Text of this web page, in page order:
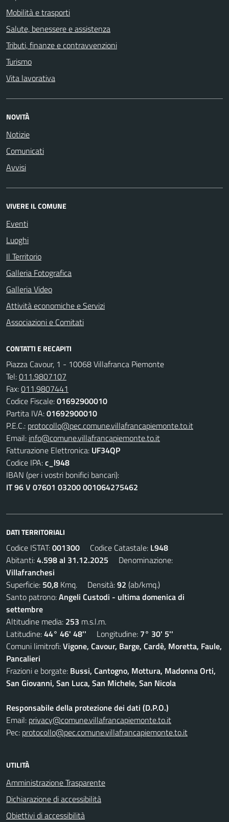
Mobilità e trasporti
Salute, benessere e assistenza
Tributi, finanze e contravvenzioni
Turismo
Vita lavorativa
NOVITÀ
Notizie
Comunicati
Avvisi
VIVERE IL COMUNE
Eventi
Luoghi
Il Territorio
Galleria Fotografica
Galleria Video
Attività economiche e Servizi
Associazioni e Comitati
CONTATTI E RECAPITI
Piazza Cavour, 1 - 10068 Villafranca Piemonte
Tel:011.9807107
Fax:011.9807441
Codice Fiscale:01692900010
Partita IVA:01692900010
P.E.C.: protocollo@pec.comune.villafrancapiemonte.to.it
Email: info@comune.villafrancapiemonte.to.it
Fatturazione Elettronica: UF34QP
Codice IPA:c_l948
IBAN (per i vostri bonifici bancari):
IT 96 V 07601 03200 001064275462
DATI TERRITORIALI
Codice ISTAT:001300 Codice Catastale: L948
Abitanti:4.598 al 31.12.2025 Denominazione:
Villafranchesi
Superficie: 50,8 Kmq. Densità:92 (ab/kmq.)
Santo patrono:Angeli Custodi - ultima domenica di
settembre
Altitudine media: 253 m.s.l.m.
Latitudine:44° 46' 48'' Longitudine: 7° 30' 5''
Comuni limitrofi:Vigone, Cavour, Barge, Cardè, Moretta, Faule,
Pancalieri
Frazioni e borgate: Bussi, Cantogno, Mottura, Madonna Orti,
San Giovanni, San Luca, San Michele, San Nicola
Responsabile della protezione dei dati (D.P.O.)
Email: privacy@comune.villafrancapiemonte.to.it
Pec: protocollo@pec.comune.villafrancapiemonte.to.it
UTILITÀ
Amministrazione Trasparente
Dichiarazione di accessibilità
Obiettivi di accessibilità